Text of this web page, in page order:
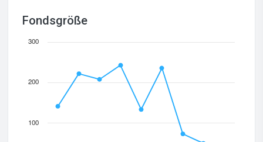
Fondsgröße
100
200
300